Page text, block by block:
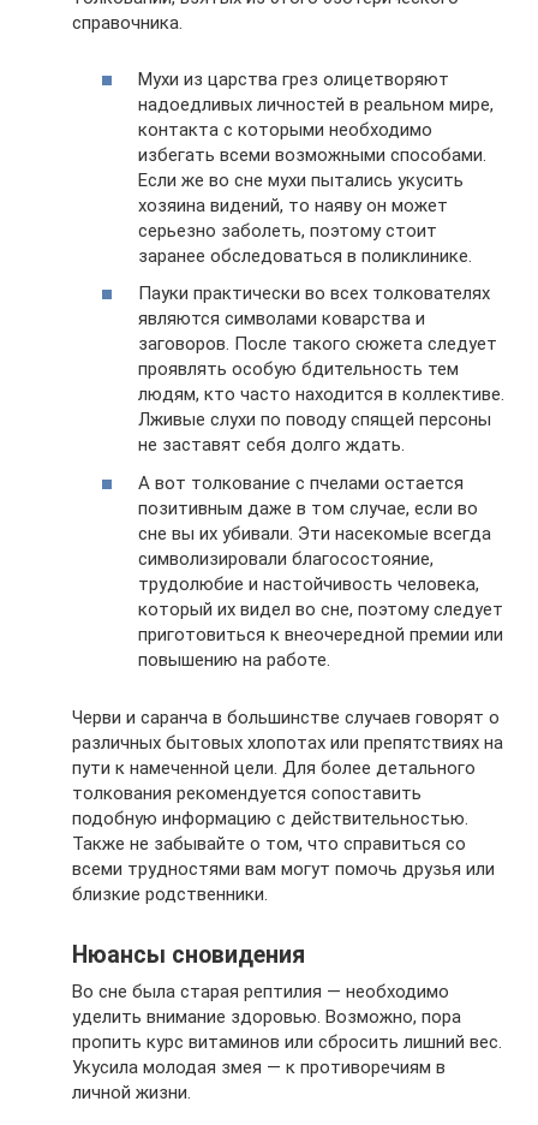
справочника.
Мухи из царства грез олицетворяют
надоедливых личностей в реальном мире,
контакта с которыми необходимо
избегать всеми возможными способами.
Если же во сне мухи пытались укусить
хозяина видений, то наяву он может
серьезно заболеть, поэтому стоит
заранее обследоваться в поликлинике.
Пауки практически во всех толкователях
являются символами коварства и
заговоров. После такого сюжета следует
проявлять особую бдительность тем
людям, кто часто находится в коллективе.
Лживые слухи по поводу спящей персоны
не заставят себя долго ждать.
А вот толкование с пчелами остается
позитивным даже в том случае, если во
сне вы их убивали. Эти насекомые всегда
символизировали благосостояние,
трудолюбие и настойчивость человека,
который их видел во сне, поэтому следует
приготовиться к внеочередной премии или
повышению на работе.
Черви и саранча в большинстве случаев говорят о
различных бытовых хлопотах или препятствиях на
пути к намеченной цели. Для более детального
толкования рекомендуется сопоставить
подобную информацию с действительностью.
Также не забывайте о том, что справиться со
всеми трудностями вам могут помочь друзья или
близкие родственники.
Нюансы сновидения
Во сне была старая рептилия — необходимо
уделить внимание здоровью. Возможно, пора
пропить курс витаминов или сбросить лишний вес.
Укусила молодая змея — к противоречиям в
личной жизни.